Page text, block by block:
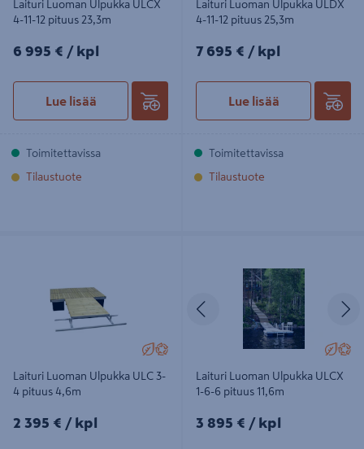
Laituri Luoman Ulpukka ULCX
4-11-12 pituus 23,3m
6995€/kpl
6 995 € / kpl
Lue lisää
Toimitettavissa
Tilaustuote
Laituri Luoman Ulpukka ULDX
4-11-12 pituus 25,3m
7695€/kpl
7 695 € / kpl
Lue lisää
Toimitettavissa
Tilaustuote
Laituri Luoman Ulpukka ULC 3-
4 pituus 4,6m
2395€/kpl
2 395 € / kpl
Edellinen
Laituri Luoman Ulpukka ULCX
1-6-6 pituus 11,6m
3895€/kpl
3 895 € / kpl